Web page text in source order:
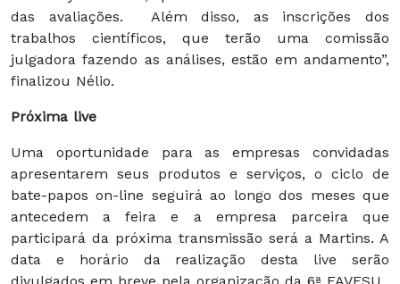
das avaliações. Além disso, as inscrições dos
trabalhos científicos, que terão uma comissão
julgadora fazendo as análises, estão em andamento”,
finalizou Nélio.
Próxima live
Uma oportunidade para as empresas convidadas
apresentarem seus produtos e serviços, o ciclo de
bate-papos on-line seguirá ao longo dos meses que
antecedem a feira e a empresa parceira que
participará da próxima transmissão será a Martins. A
data e horário da realização desta live serão
divulgados em breve pela organização da 6ª FAVESU.